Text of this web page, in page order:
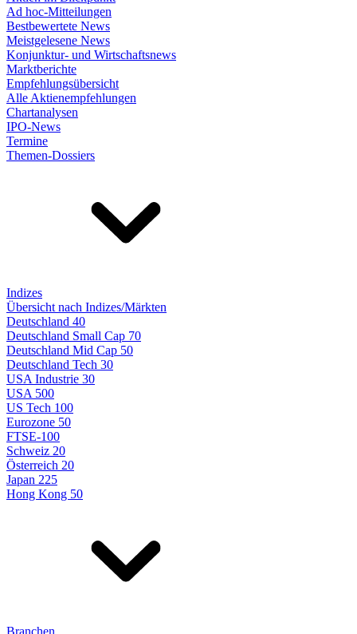
Ad hoc-Mitteilungen
Bestbewertete News
Meistgelesene News
Konjunktur- und Wirtschaftsnews
Marktberichte
Empfehlungsübersicht
Alle Aktienempfehlungen
Chartanalysen
IPO-News
Termine
Themen-Dossiers
Indizes
Übersicht nach Indizes/Märkten
Deutschland 40
Deutschland Small Cap 70
Deutschland Mid Cap 50
Deutschland Tech 30
USA Industrie 30
USA 500
US Tech 100
Eurozone 50
FTSE-100
Schweiz 20
Österreich 20
Japan 225
Hong Kong 50
Branchen